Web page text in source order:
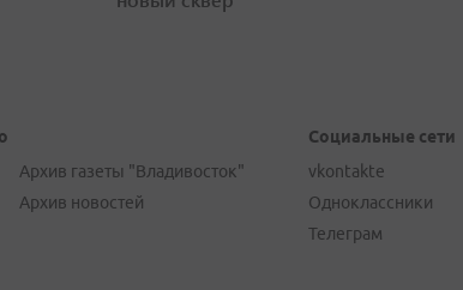
Архив газеты "Владивосток"
Архив новостей
Социальные сети
vkontakte
Одноклассники
Телеграм